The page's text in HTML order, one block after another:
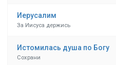
Иерусалим
За Иисуса держись
Истомилась душа по Богу
Сохрани